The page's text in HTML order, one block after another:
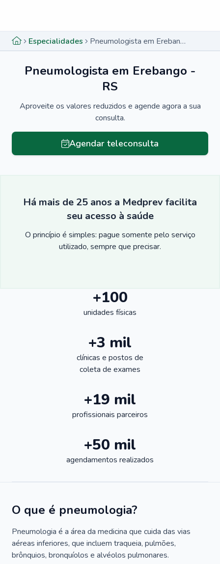
Especialidades Pneumologista em Erebango - RS
Pneumologista em Erebango -
RS
Aproveite os valores reduzidos e agende agora a sua
consulta.
Agendar teleconsulta
Há mais de 25 anos a Medprev facilita
seu acesso à saúde
O princípio é simples: pague somente pelo serviço
utilizado, sempre que precisar.
+100
unidades físicas
+3 mil
clínicas e postos de
coleta de exames
+19 mil
profissionais parceiros
+50 mil
agendamentos realizados
O que é pneumologia?
Pneumologia é a área da medicina que cuida das vias
aéreas inferiores, que incluem traqueia, pulmões,
brônquios, bronquíolos e alvéolos pulmonares.